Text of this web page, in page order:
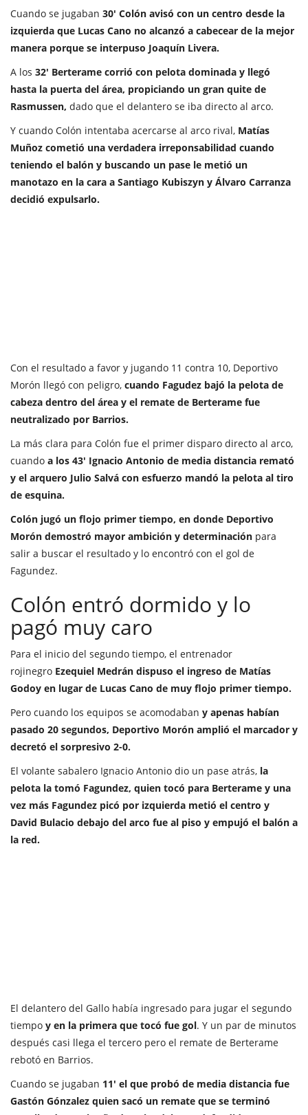
Cuando se jugaban 30' Colón avisó con un centro desde la
izquierda que Lucas Cano no alcanzó a cabecear de la mejor
manera porque se interpuso Joaquín Livera.
A los 32' Berterame corrió con pelota dominada y llegó
hasta la puerta del área, propiciando un gran quite de
Rasmussen, dado que el delantero se iba directo al arco.
Y cuando Colón intentaba acercarse al arco rival, Matías
Muñoz cometió una verdadera irreponsabilidad cuando
teniendo el balón y buscando un pase le metió un
manotazo en la cara a Santiago Kubiszyn y Álvaro Carranza
decidió expulsarlo.
Con el resultado a favor y jugando 11 contra 10, Deportivo
Morón llegó con peligro, cuando Fagudez bajó la pelota de
cabeza dentro del área y el remate de Berterame fue
neutralizado por Barrios.
La más clara para Colón fue el primer disparo directo al arco,
cuando a los 43' Ignacio Antonio de media distancia remató
y el arquero Julio Salvá con esfuerzo mandó la pelota al tiro
de esquina.
Colón jugó un flojo primer tiempo, en donde Deportivo
Morón demostró mayor ambición y determinación para
salir a buscar el resultado y lo encontró con el gol de
Fagundez.
Colón entró dormido y lo
pagó muy caro
Para el inicio del segundo tiempo, el entrenador
rojinegro Ezequiel Medrán dispuso el ingreso de Matías
Godoy en lugar de Lucas Cano de muy flojo primer tiempo.
Pero cuando los equipos se acomodaban y apenas habían
pasado 20 segundos, Deportivo Morón amplió el marcador y
decretó el sorpresivo 2-0.
El volante sabalero Ignacio Antonio dio un pase atrás, la
pelota la tomó Fagundez, quien tocó para Berterame y una
vez más Fagundez picó por izquierda metió el centro y
David Bulacio debajo del arco fue al piso y empujó el balón a
la red.
El delantero del Gallo había ingresado para jugar el segundo
tiempo y en la primera que tocó fue gol. Y un par de minutos
después casi llega el tercero pero el remate de Berterame
rebotó en Barrios.
Cuando se jugaban 11' el que probó de media distancia fue
Gastón Gónzalez quien sacó un remate que se terminó